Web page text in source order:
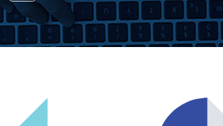
περισσότερα